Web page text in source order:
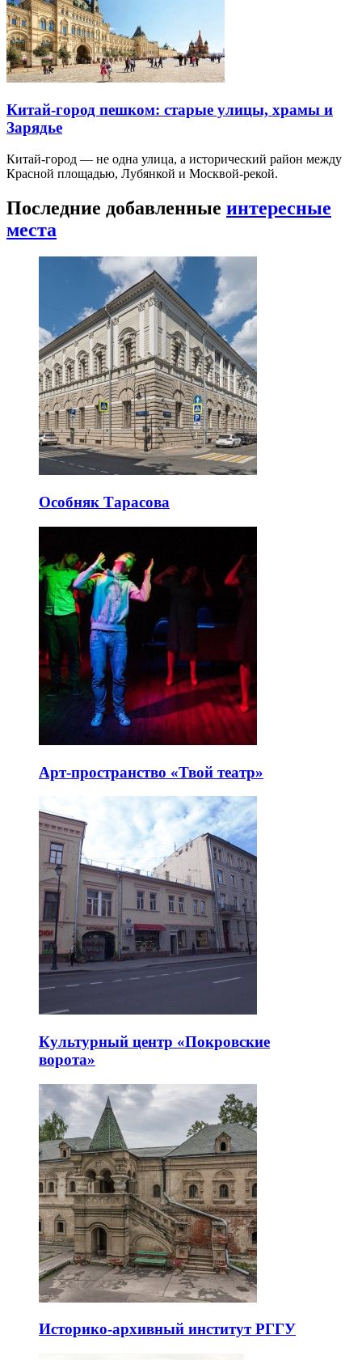
Китай-город пешком: старые улицы, храмы и
Зарядье
Китай-город — не одна улица, а исторический район между
Красной площадью, Лубянкой и Москвой-рекой.
Последние добавленные интересные
места
Особняк Тарасова
Арт-пространство «Твой театр»
Культурный центр «Покровские
ворота»
Историко-архивный институт РГГУ